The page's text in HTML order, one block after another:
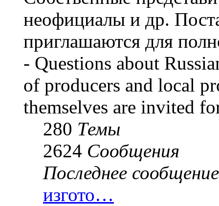
неофициалы и др.
приглашаются для
- Questions about
of producers and local
themselves are invited
280 Темы
2624 Сообщения
Последнее сообщение
изгото…